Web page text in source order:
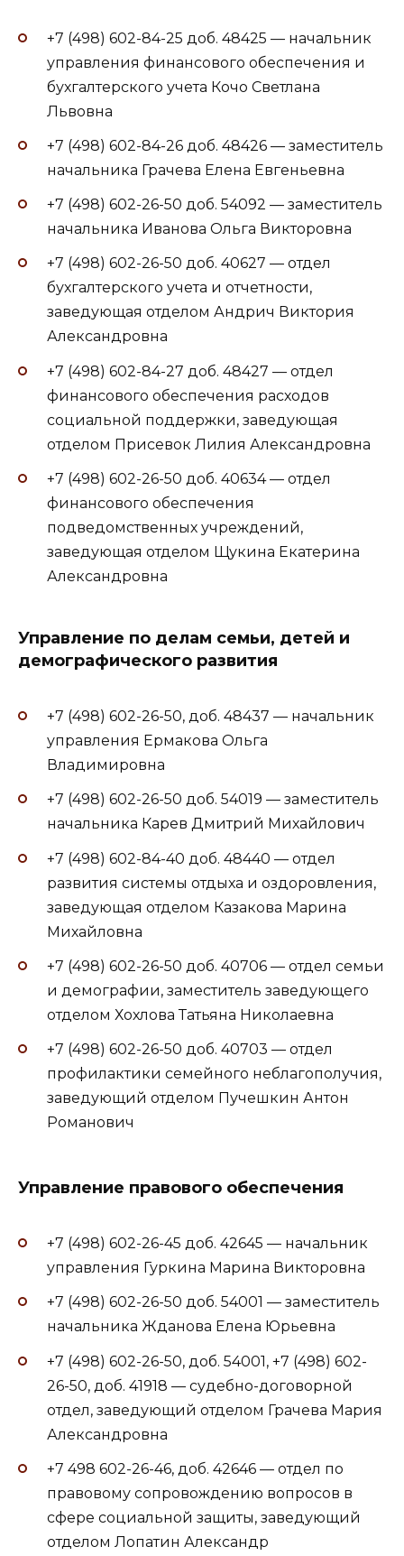
+7 (498) 602-84-25 доб. 48425 — начальник
управления финансового обеспечения и
бухгалтерского учета Кочо Светлана
Львовна
+7 (498) 602-84-26 доб. 48426 — заместитель
начальника Грачева Елена Евгеньевна
+7 (498) 602-26-50 доб. 54092 — заместитель
начальника Иванова Ольга Викторовна
+7 (498) 602-26-50 доб. 40627 — отдел
бухгалтерского учета и отчетности,
заведующая отделом Андрич Виктория
Александровна
+7 (498) 602-84-27 доб. 48427 — отдел
финансового обеспечения расходов
социальной поддержки, заведующая
отделом Присевок Лилия Александровна
+7 (498) 602-26-50 доб. 40634 — отдел
финансового обеспечения
подведомственных учреждений,
заведующая отделом Щукина Екатерина
Александровна
Управление по делам семьи, детей и
демографического развития
+7 (498) 602-26-50, доб. 48437 — начальник
управления Ермакова Ольга
Владимировна
+7 (498) 602-26-50 доб. 54019 — заместитель
начальника Карев Дмитрий Михайлович
+7 (498) 602-84-40 доб. 48440 — отдел
развития системы отдыха и оздоровления,
заведующая отделом Казакова Марина
Михайловна
+7 (498) 602-26-50 доб. 40706 — отдел семьи
и демографии, заместитель заведующего
отделом Хохлова Татьяна Николаевна
+7 (498) 602-26-50 доб. 40703 — отдел
профилактики семейного неблагополучия,
заведующий отделом Пучешкин Антон
Романович
Управление правового обеспечения
+7 (498) 602-26-45 доб. 42645 — начальник
управления Гуркина Марина Викторовна
+7 (498) 602-26-50 доб. 54001 — заместитель
начальника Жданова Елена Юрьевна
+7 (498) 602-26-50, доб. 54001, +7 (498) 602-
26-50, доб. 41918 — судебно-договорной
отдел, заведующий отделом Грачева Мария
Александровна
+7 498 602-26-46, доб. 42646 — отдел по
правовому сопровождению вопросов в
сфере социальной защиты, заведующий
отделом Лопатин Александр